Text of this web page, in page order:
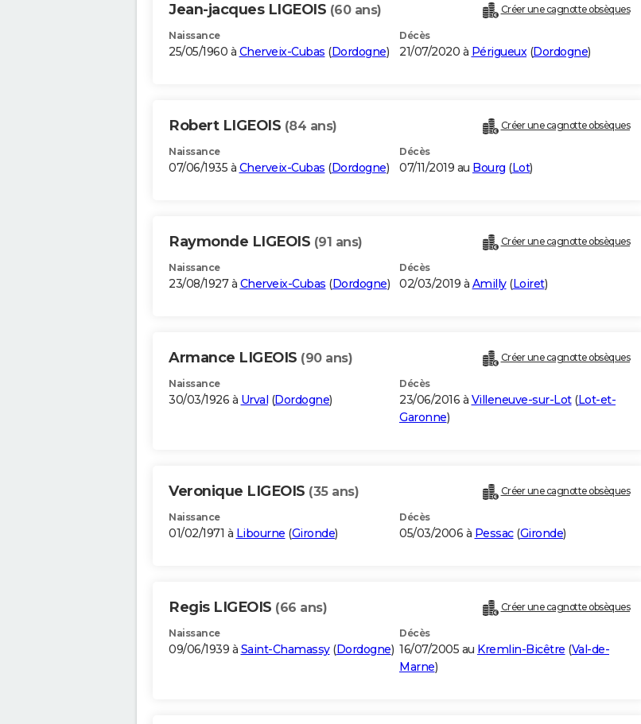
Jean-jacques LIGEOIS (60 ans) Créer une cagnotte obsèques
Naissance
25/05/1960 à Cherveix-Cubas (Dordogne)
Décès
21/07/2020 à Périgueux(Dordogne)
Robert LIGEOIS (84 ans) Créer une cagnotte obsèques
Naissance
07/06/1935 à Cherveix-Cubas (Dordogne)
Décès
07/11/2019 au Bourg (Lot)
Raymonde LIGEOIS (91 ans) Créer une cagnotte obsèques
Naissance
23/08/1927 à Cherveix-Cubas (Dordogne)
Décès
02/03/2019 à Amilly(Loiret)
Armance LIGEOIS (90 ans) Créer une cagnotte obsèques
Naissance
30/03/1926 à Urval (Dordogne)
Décès
23/06/2016 à Villeneuve-sur-Lot(Lot-et-
Garonne)
Veronique LIGEOIS (35 ans) Créer une cagnotte obsèques
Naissance
01/02/1971 à Libourne (Gironde)
Décès
05/03/2006 à Pessac(Gironde)
Regis LIGEOIS (66 ans) Créer une cagnotte obsèques
Naissance
09/06/1939 à Saint-Chamassy(Dordogne)
Décès
16/07/2005 au Kremlin-Bicêtre (Val-de-
Marne)